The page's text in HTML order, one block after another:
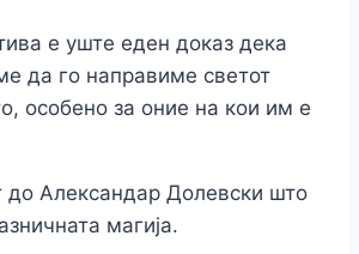
е уште еден доказ дека
да го направиме светот
особено за оние на кои им е
до Александар Долевски што
магија.